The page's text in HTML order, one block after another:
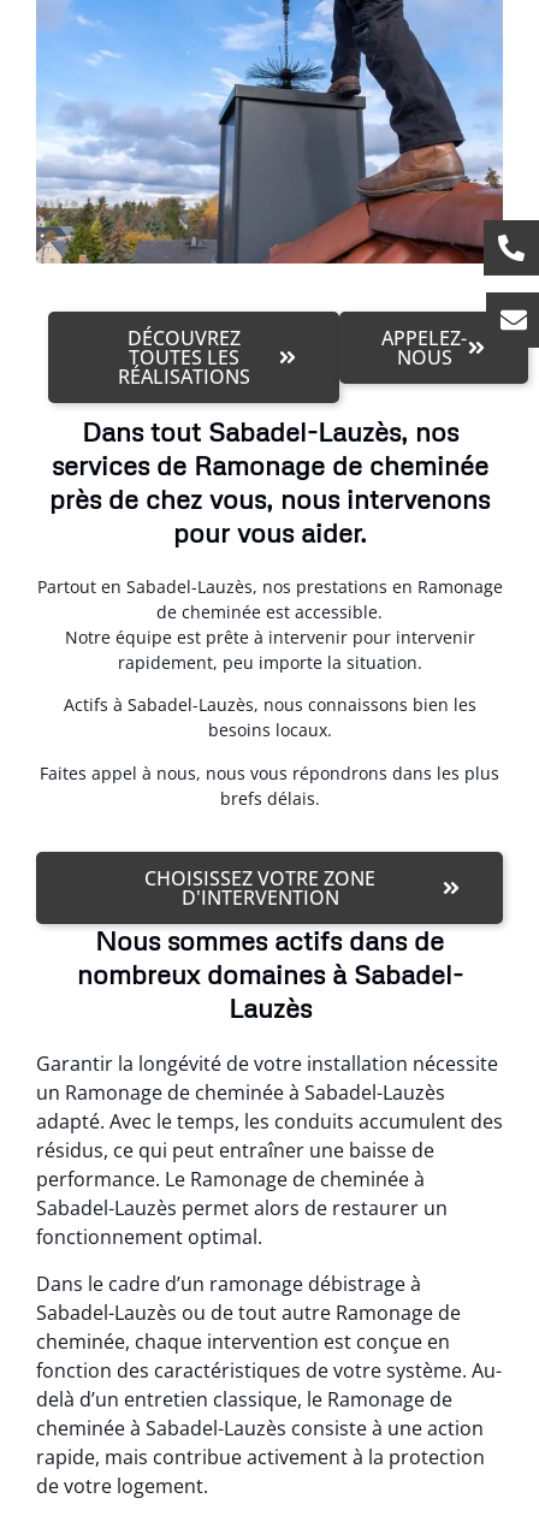
DÉCOUVREZ
TOUTES LES
RÉALISATIONS
APPELEZ-
NOUS
Dans tout Sabadel-Lauzès, nos
services de Ramonage de cheminée
près de chez vous, nous intervenons
pour vous aider.
Partout en Sabadel-Lauzès, nos prestations en Ramonage
de cheminée est accessible.
Notre équipe est prête à intervenir pour intervenir
rapidement, peu importe la situation.
Actifs à Sabadel-Lauzès, nous connaissons bien les
besoins locaux.
Faites appel à nous, nous vous répondrons dans les plus
brefs délais.
CHOISISSEZ VOTRE ZONE
D'INTERVENTION
Nous sommes actifs dans de
nombreux domaines à Sabadel-
Lauzès
Garantir la longévité de votre installation nécessite
un Ramonage de cheminée à Sabadel-Lauzès
adapté. Avec le temps, les conduits accumulent des
résidus, ce qui peut entraîner une baisse de
performance. Le Ramonage de cheminée à
Sabadel-Lauzès permet alors de restaurer un
fonctionnement optimal.
Dans le cadre d’un ramonage débistrage à
Sabadel-Lauzès ou de tout autre Ramonage de
cheminée, chaque intervention est conçue en
fonction des caractéristiques de votre système. Au-
delà d’un entretien classique, le Ramonage de
cheminée à Sabadel-Lauzès consiste à une action
rapide, mais contribue activement à la protection
de votre logement.